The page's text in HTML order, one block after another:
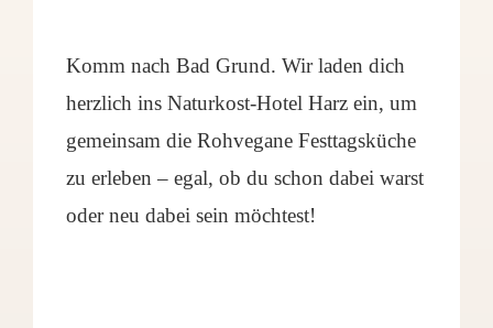
Komm nach Bad Grund. Wir laden dich
herzlich ins Naturkost-Hotel Harz ein, um
gemeinsam die Rohvegane Festtagsküche
zu erleben – egal, ob du schon dabei warst
oder neu dabei sein möchtest!